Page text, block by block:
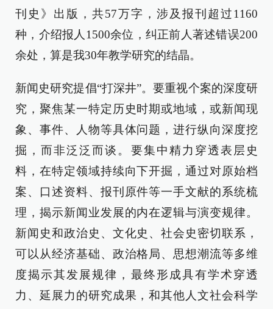
刊史》出版，共57万字，涉及报刊超过1160
种，介绍报人1500余位，纠正前人著述错误200
余处，算是我30年教学研究的结晶。
新闻史研究提倡“打深井”。要重视个案的深度研
究，聚焦某一特定历史时期或地域，或新闻现
象、事件、人物等具体问题，进行纵向深度挖
掘，而非泛泛而谈。要集中精力穿透表层史
料，在特定领域持续向下开掘，通过对原始档
案、口述资料、报刊原件等一手文献的系统梳
理，揭示新闻业发展的内在逻辑与演变规律。
新闻史和政治史、文化史、社会史密切联系，
可以从经济基础、政治格局、思想潮流等多维
度揭示其发展规律，最终形成具有学术穿透
力、延展力的研究成果，和其他人文社会科学